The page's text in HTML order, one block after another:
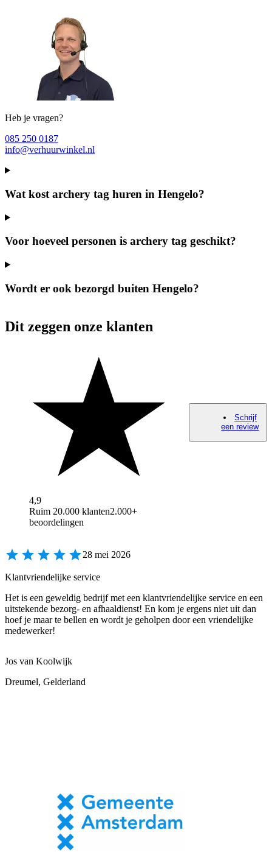
Heb je vragen?
085 250 0187
info@verhuurwinkel.nl
Wat kost archery tag huren in Hengelo?
Voor hoeveel personen is archery tag geschikt?
Wordt er ook bezorgd buiten Hengelo?
Dit zeggen onze klanten
4,9
Ruim 20.000 klanten2.000+
beoordelingen
Schrijf
een review
28 mei 2026
Klantvriendelijke service
Het is een geweldig bedrijf met een klantvriendelijke service en een
uitstekende bezorg- en afhaaldienst! En kom je ergens niet uit dan
hoef je maar te bellen en wordt je geholpen door een vriendelijke
medewerker!
Jos van Koolwijk
Dreumel, Gelderland